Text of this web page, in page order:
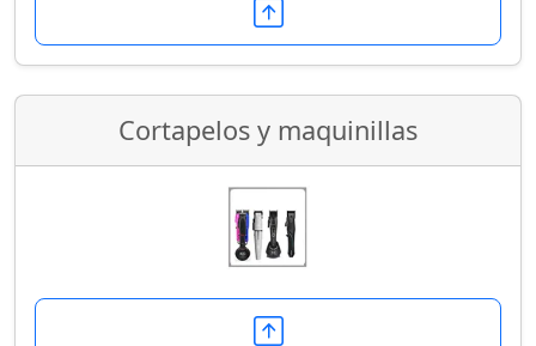
Cortapelos y maquinillas